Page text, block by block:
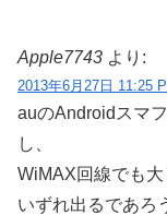
Apple7743 より:
2013年6月27日 11:25
auのAndroidスマ
し、
WiMAX回線でも大
いずれ出るであろ